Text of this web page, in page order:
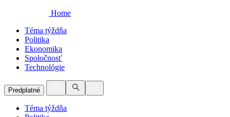
Home
Téma týždňa
Politika
Ekonomika
Spoločnosť
Technológie
Predplatné
Téma týždňa